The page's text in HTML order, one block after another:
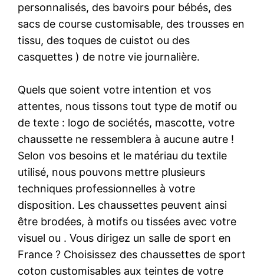
personnalisés, des bavoirs pour bébés, des
sacs de course customisable, des trousses en
tissu, des toques de cuistot ou des
casquettes ) de notre vie journalière.
Quels que soient votre intention et vos
attentes, nous tissons tout type de motif ou
de texte : logo de sociétés, mascotte, votre
chaussette ne ressemblera à aucune autre !
Selon vos besoins et le matériau du textile
utilisé, nous pouvons mettre plusieurs
techniques professionnelles à votre
disposition. Les chaussettes peuvent ainsi
être brodées, à motifs ou tissées avec votre
visuel ou . Vous dirigez un salle de sport en
France ? Choisissez des chaussettes de sport
coton customisables aux teintes de votre